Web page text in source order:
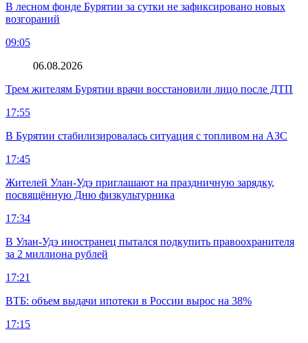
В лесном фонде Бурятии за сутки не зафиксировано новых
возгораний
09:05
06.08.2026
Трем жителям Бурятии врачи восстановили лицо после ДТП
17:55
В Бурятии стабилизировалась ситуация с топливом на АЗС
17:45
Жителей Улан-Удэ приглашают на праздничную зарядку,
посвящённую Дню физкультурника
17:34
В Улан-Удэ иностранец пытался подкупить правоохранителя
за 2 миллиона рублей
17:21
ВТБ: объем выдачи ипотеки в России вырос на 38%
17:15